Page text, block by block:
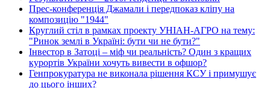
Прес-конференція Джамали і передпоказ кліпу на
композицію "1944"
Круглий стіл в рамках проекту УНІАН-АГРО на тему:
"Ринок землі в Україні: бути чи не бути?"
Інвестор в Затоці – міф чи реальність? Один з кращих
курортів України хочуть вивести в офшор?
Генпрокуратура не виконала рішення КСУ і примушує
до цього інших?